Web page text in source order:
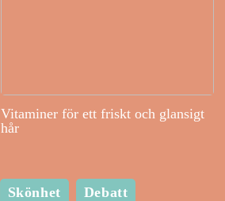
Vitaminer för ett friskt och glansigt
hår
Skönhet Debatt